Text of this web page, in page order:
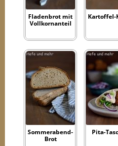
Fladenbrot mit
Vollkornanteil
Kartoffel-
Sommerabend-
Brot
Pita-